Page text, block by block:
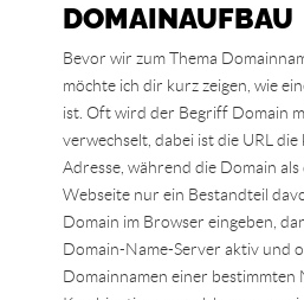
DOMAINAUFBAU
Bevor wir zum Thema
möchte ich dir kurz zeigen, wie
ist. Oft wird der Begriff Domain
verwechselt, dabei ist die URL
Adresse, während die Domain
Webseite nur ein Bestandteil
Domain im Browser eingeben,
Domain-Name-Server aktiv und
Domainnamen einer bestimmten